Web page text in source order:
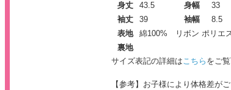
身丈
43.5 身幅 33
袖丈
39 袖幅 8.5
表地
綿100% リボン ポリエ
裏地
サイズ表記の詳細はこちら をご
【参考】お子様により体格差が